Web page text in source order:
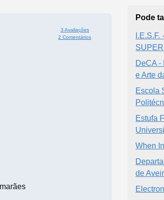
3 Avaliações
2 Comentários
Pode
DeCA -
e Arte
Escola
Estufa
When
de